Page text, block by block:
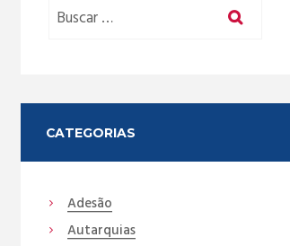
CATEGORIAS
Adesão
Autarquias